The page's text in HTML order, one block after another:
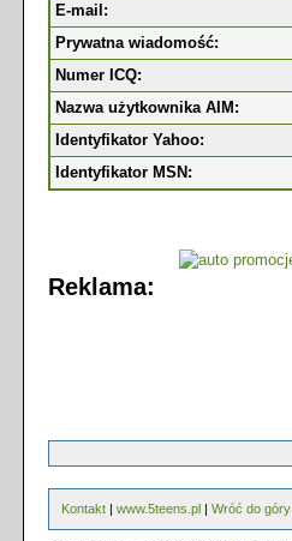
E-mail:
Prywatna wiadomość:
Numer ICQ:
Nazwa użytkownika AIM:
Identyfikator Yahoo:
Identyfikator MSN:
Reklama:
Kontakt | www.5teens.pl | Wróć do góry